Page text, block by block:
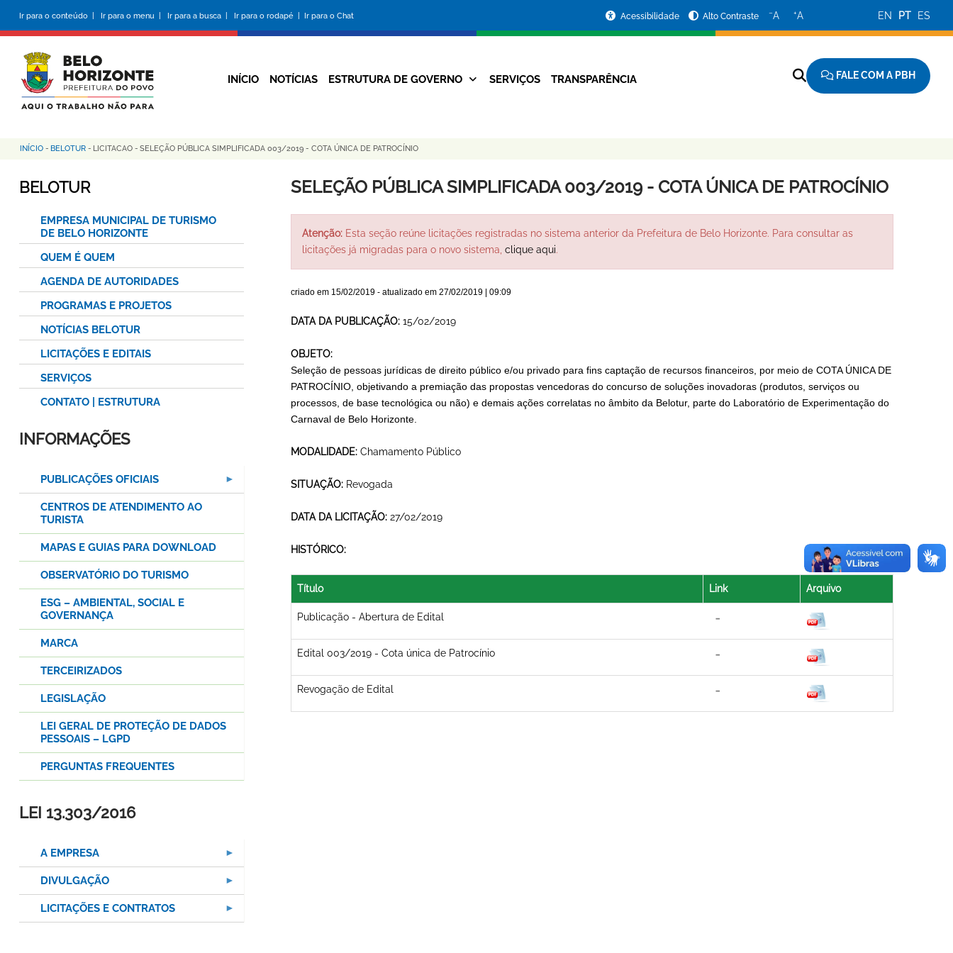
conteúdo
principal
Ir para o conteúdo | Ir para o menu | Ir para a busca | Ir para o rodapé | Ir para o Chat
da
Prefeitura
Acessibilidade Alto Contraste −A +A EN PT ES
Navegação
INÍCIO NOTÍCIAS ESTRUTURA DE GOVERNO SERVIÇOS TRANSPARÊNCIA FALE COM A PBH
Trilha
de
INÍCIO - BELOTUR - LICITACAO - SELEÇÃO PÚBLICA SIMPLIFICADA 003/2019 - COTA ÚNICA DE PATROCÍNIO
SELEÇÃO PÚBLICA SIMPLIFICADA 003/2019 - COTA ÚNICA DE PATROCÍNIO
Atenção:Esta seção reúne licitações registradas no sistema anterior da Prefeitura de Belo Horizonte. Para consultar as
licitações já migradas para o novo sistema, clique aqui.
criado em 15/02/2019- atualizado em 27/02/2019 | 09:09
DATA DA PUBLICAÇÃO: 15/02/2019
OBJETO:
Seleção de pessoas jurídicas de direito público e/ou privado para fins captação de recursos financeiros, por meio de COTA ÚNICA DE
PATROCÍNIO, objetivando apremiação das propostas vencedoras do concurso de soluções inovadoras (produtos, serviços ou
processos, de base tecnológica ou não) e demais ações correlatas no âmbito da Belotur, parte do Laboratório de Experimentação do
Carnaval de Belo Horizonte.
MODALIDADE: Chamamento Público
SITUAÇÃO: Revogada
DATA DA LICITAÇÃO: 27/02/2019
HISTÓRICO:
Título Link Arquivo
Publicação - Abertura de Edital
Edital 003/2019 - Cota única de Patrocínio
Revogação de Edital
BELOTUR
EMPRESA MUNICIPAL DE TURISMO
DE BELO HORIZONTE
QUEM É QUEM
AGENDA DE AUTORIDADES
PROGRAMAS E PROJETOS
NOTÍCIAS BELOTUR
LICITAÇÕES E EDITAIS
SERVIÇOS
CONTATO | ESTRUTURA
INFORMAÇÕES
PUBLICAÇÕES OFICIAIS
CENTROS DE ATENDIMENTO AO
TURISTA
MAPAS E GUIAS PARA DOWNLOAD
OBSERVATÓRIO DO TURISMO
ESG – AMBIENTAL, SOCIAL E
GOVERNANÇA
MARCA
TERCEIRIZADOS
LEGISLAÇÃO
LEI GERAL DE PROTEÇÃO DE DADOS
PESSOAIS – LGPD
PERGUNTAS FREQUENTES
LEI 13.303/2016
A EMPRESA
DIVULGAÇÃO
LICITAÇÕES E CONTRATOS